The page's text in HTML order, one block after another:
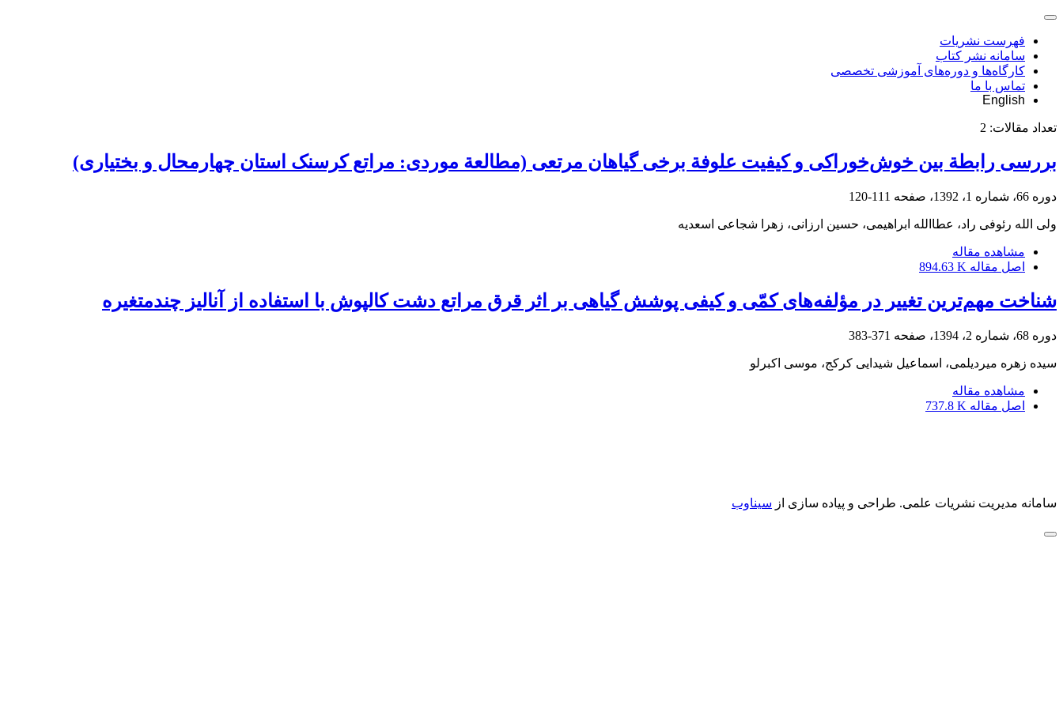
فهرست نشریات
سامانه نشر کتاب
کارگاه‌ها و دوره‌های آموزشی تخصصی
تماس با ما
English
تعداد مقالات: 2
بررسی رابطة بین خوش‌خوراکی و کیفیت علوفة برخی گیاهان مرتعی (مطالعة موردی: مراتع کرسنک استان چهارمحال و بختیاری)
دوره 66، شماره 1، 1392، صفحه 111-120
ولی الله رئوفی راد، عطاالله ابراهیمی، حسین ارزانی، زهرا شجاعی اسعدیه
مشاهده مقاله
اصل مقاله 894.63 K
شناخت مهم‌ترین تغییر در مؤلفه‌های کمّی و کیفی پوشش گیاهی بر اثر قرق مراتع دشت کالپوش با استفاده از آنالیز چندمتغیره
دوره 68، شماره 2، 1394، صفحه 371-383
سیده زهره میردیلمی، اسماعیل شیدایی کرکج، موسی اکبرلو
مشاهده مقاله
اصل مقاله 737.8 K
سامانه مدیریت نشریات علمی. طراحی و پیاده سازی از سیناوب